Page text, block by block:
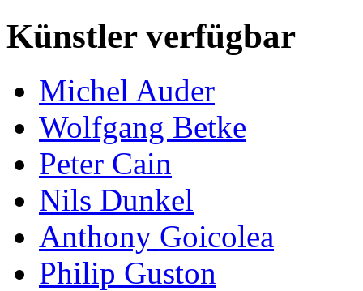
Künstler verfügbar
Michel Auder
Wolfgang Betke
Peter Cain
Nils Dunkel
Anthony Goicolea
Philip Guston